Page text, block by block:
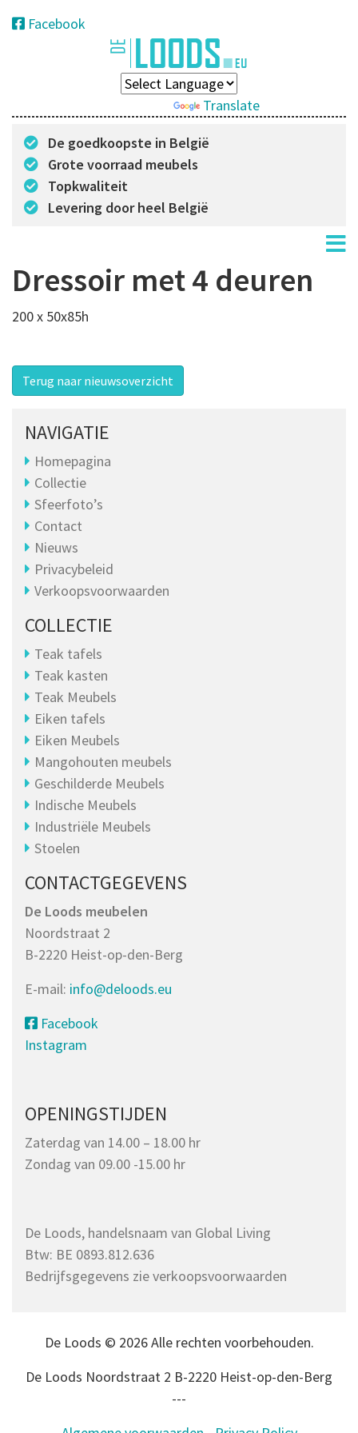
Facebook
Translate
De goedkoopste in België
Grote voorraad meubels
Topkwaliteit
Levering door heel België
Dressoir met 4 deuren
200 x 50x85h
Terug naar nieuwsoverzicht
NAVIGATIE
Homepagina
Collectie
Sfeerfoto’s
Contact
Nieuws
Privacybeleid
Verkoopsvoorwaarden
COLLECTIE
Teak tafels
Teak kasten
Teak Meubels
Eiken tafels
Eiken Meubels
Mangohouten meubels
Geschilderde Meubels
Indische Meubels
Industriële Meubels
Stoelen
CONTACTGEGEVENS
De Loods meubelen
Noordstraat 2
B-2220 Heist-op-den-Berg
E-mail: info@deloods.eu
Facebook
Instagram
OPENINGSTIJDEN
Zaterdag van 14.00 – 18.00 hr
Zondag van 09.00 -15.00 hr
De Loods, handelsnaam van Global Living
Btw: BE 0893.812.636
Bedrijfsgegevens zie verkoopsvoorwaarden
De Loods © 2026 Alle rechten voorbehouden.
De Loods Noordstraat 2 B-2220 Heist-op-den-Berg
---